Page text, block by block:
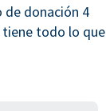
de donación 4
todo lo que